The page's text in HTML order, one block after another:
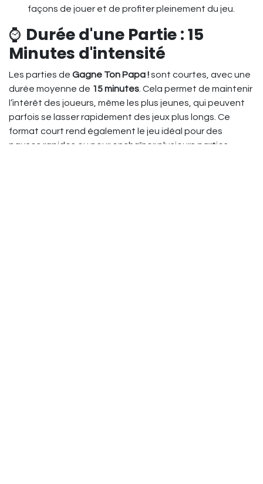
façons de jouer et de profiter pleinement du jeu.
⌚ Durée d'une Partie : 15
Minutes d'intensité
Les parties de Gagne Ton Papa !sont courtes, avec une
durée moyenne de 15 minutes . Cela permet de maintenir
l’intérêt des joueurs, même les plus jeunes, qui peuvent
parfois se lasser rapidement des jeux plus longs. Ce
format court rend également le jeu idéal pour des
pauses rapides ou pour enchaîner plusieurs parties